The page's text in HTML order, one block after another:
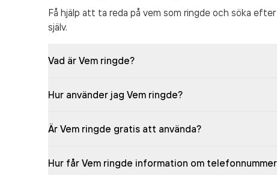
Få hjälp att ta reda på vem som ringde och söka
själv.
Vad är Vem ringde?
Hur använder jag Vem ringde?
Är Vem ringde gratis att använda?
Hur får Vem ringde information om